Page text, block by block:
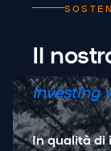
Il
Investing
In qualità di